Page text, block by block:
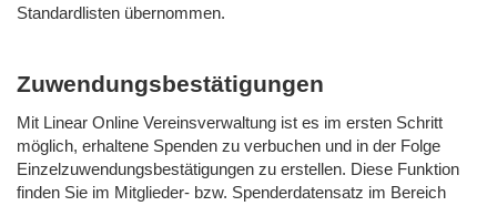
Standardlisten übernommen.
Zuwendungsbestätigungen
Mit Linear Online Vereinsverwaltung ist es im ersten Schritt
möglich, erhaltene Spenden zu verbuchen und in der Folge
Einzelzuwendungsbestätigungen zu erstellen. Diese Funktion
finden Sie im Mitglieder- bzw. Spenderdatensatz im Bereich